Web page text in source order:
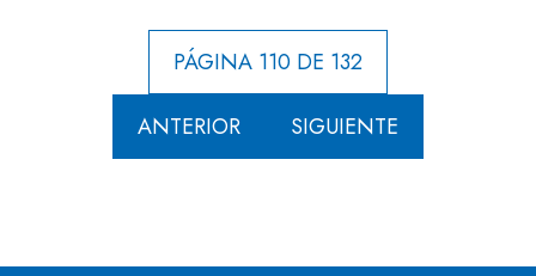
PÁGINA 110 DE 132
ANTERIOR SIGUIENTE